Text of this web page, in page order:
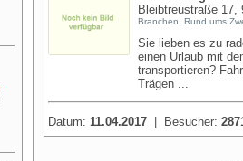
Bleibtreustraße 17,
Branchen: Rund ums
Sie lieben es zu
einen Urlaub mit
transportieren?
Trägen ...
Datum: 11.04.2017 | Besucher: